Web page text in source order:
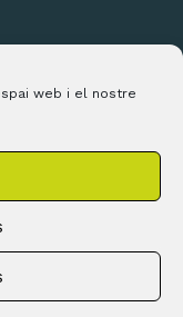
web i el nostre